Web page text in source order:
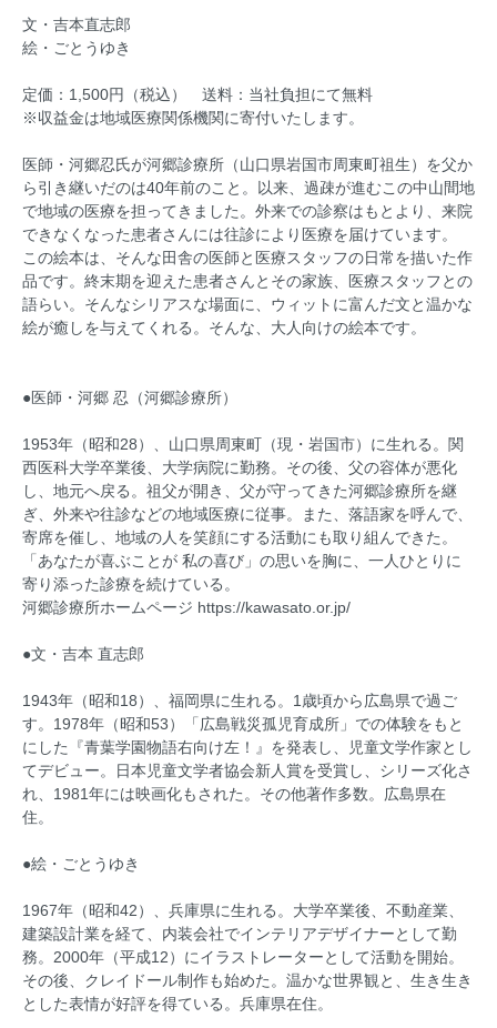
文・吉本直志郎
絵・ごとうゆき
定価：1,500円（税込） 送料：当社負担にて無料
※収益金は地域医療関係機関に寄付いたします。
医師・河郷忍氏が河郷診療所（山口県岩国市周東町祖生）を父か
ら引き継いだのは40年前のこと。以来、過疎が進むこの中山間地
で地域の医療を担ってきました。外来での診察はもとより、来院
できなくなった患者さんには往診により医療を届けています。
この絵本は、そんな田舎の医師と医療スタッフの日常を描いた作
品です。終末期を迎えた患者さんとその家族、医療スタッフとの
語らい。そんなシリアスな場面に、ウィットに富んだ文と温かな
絵が癒しを与えてくれる。そんな、大人向けの絵本です。
●医師・河郷 忍（河郷診療所）
1953年（昭和28）、山口県周東町（現・岩国市）に生れる。関
西医科大学卒業後、大学病院に勤務。その後、父の容体が悪化
し、地元へ戻る。祖父が開き、父が守ってきた河郷診療所を継
ぎ、外来や往診などの地域医療に従事。また、落語家を呼んで、
寄席を催し、地域の人を笑顔にする活動にも取り組んできた。
「あなたが喜ぶことが 私の喜び」の思いを胸に、一人ひとりに
寄り添った診療を続けている。
河郷診療所ホームページ https://kawasato.or.jp/
●文・吉本 直志郎
1943年（昭和18）、福岡県に生れる。1歳頃から広島県で過ご
す。1978年（昭和53）「広島戦災孤児育成所」での体験をもと
にした『青葉学園物語右向け左！』を発表し、児童文学作家とし
てデビュー。日本児童文学者協会新人賞を受賞し、シリーズ化さ
れ、1981年には映画化もされた。その他著作多数。広島県在
住。
●絵・ごとうゆき
1967年（昭和42）、兵庫県に生れる。大学卒業後、不動産業、
建築設計業を経て、内装会社でインテリアデザイナーとして勤
務。2000年（平成12）にイラストレーターとして活動を開始。
その後、クレイドール制作も始めた。温かな世界観と、生き生き
とした表情が好評を得ている。兵庫県在住。